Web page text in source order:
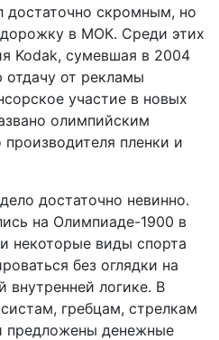
достаточно скромным, но
дорожку в МОК. Среди этих
Kodak, сумевшая в 2004
от рекламы
участие в новых
олимпийским
пленки и
достаточно невинно.
на Олимпиаде-1900 в
некоторые виды спорта
без оглядки на
логике. В
гребцам, стрелкам
предложены денежные